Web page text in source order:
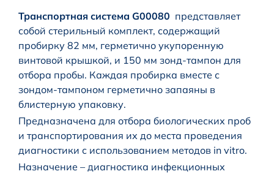
Транспортная система G00080 представляет
собой стерильный комплект, содержащий
пробирку 82 мм, герметично укупоренную
винтовой крышкой, и 150 мм зонд-тампон для
отбора пробы. Каждая пробирка вместе с
зондом-тампоном герметично запаяны в
блистерную упаковку.
Предназначена для отбора биологических проб
и транспортирования их до места проведения
диагностики с использованием методов in vitro.
Назначение – диагностика инфекционных